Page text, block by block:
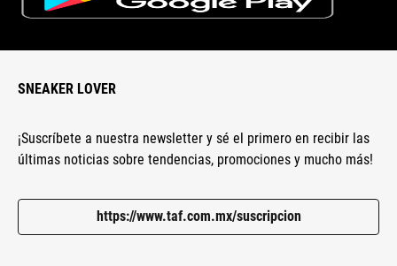
SNEAKER LOVER
¡Suscríbete a nuestra newsletter y sé el primero en recibir las
últimas noticias sobre tendencias, promociones y mucho más!
https://www.taf.com.mx/suscripcion